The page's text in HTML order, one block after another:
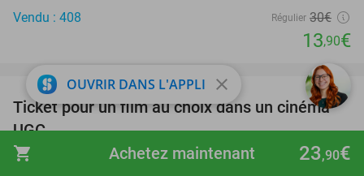
shopping_cart 23,90€
Achetez maintenant
Vendu : 408
Régulier 30€
13,90€
38%
favorite_border
Ticket pour un film au choix dans un cinéma
UGC
UGC 8.8star
OUVRIR DANS L'APPLI close